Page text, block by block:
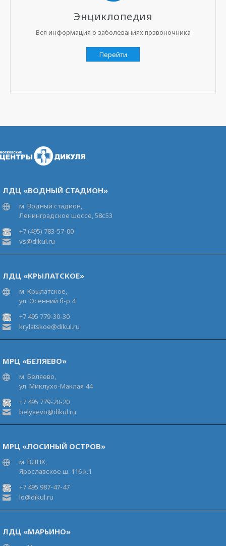
Энциклопедия
Вся информация о заболеваниях позвоночника
Перейти
ЛДЦ «ВОДНЫЙ СТАДИОН»
м. Водный стадион,
Ленинградское шоссе, 58с53
+7 (495) 783-57-00
vs@dikul.ru
ЛДЦ «КРЫЛАТСКОЕ»
м. Крылатское,
ул. Осенний б-р 4
+7 495 779-30-30
krylatskoe@dikul.ru
МРЦ «БЕЛЯЕВО»
м. Беляево,
ул. Миклухо-Маклая 44
+7 495 779-20-20
belyaevo@dikul.ru
МРЦ «ЛОСИНЫЙ ОСТРОВ»
м. ВДНХ,
Ярославское ш. 116 к.1
+7 495 987-47-47
lo@dikul.ru
ЛДЦ «МАРЬИНО»